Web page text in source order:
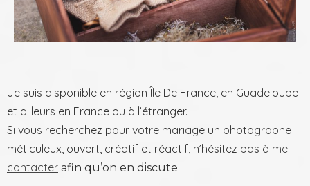
Je suis disponible en région Île De France, en Guadeloupe
et ailleurs en France ou à l’étranger.
Si vous recherchez pour votre mariage un photographe
méticuleux, ouvert, créatif et réactif, n’hésitez pas à me
contacter afin qu’on en discute.